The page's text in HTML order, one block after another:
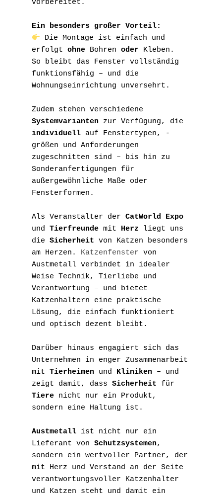
vorbereitet.
Ein besonders großer Vorteil:
Die Montage ist einfach und
erfolgt ohne Bohren oder Kleben.
So bleibt das Fenster vollständig
funktionsfähig – und die
Wohnungseinrichtung unversehrt.
Systemvarianten
individuell auf Fenstertypen, -
größen und Anforderungen
zugeschnitten sind – bis hin zu
Sonderanfertigungen für
außergewöhnliche Maße oder
Fensterformen.
Als Veranstalter der CatWorld Expo
und Tierfreunde mit Herz liegt uns
die Sicherheit von Katzen besonders
am Herzen. Katzenfenster von
Austmetall verbindet in idealer
Weise Technik, Tierliebe und
Verantwortung – und bietet
Katzenhaltern eine praktische
Lösung, die einfach funktioniert
und optisch dezent bleibt.
Darüber hinaus engagiert sich das
Unternehmen in enger Zusammenarbeit
mit Tierheimen und Kliniken – und
zeigt damit, dass Sicherheit
Tiere nicht nur ein Produkt,
sondern eine Haltung ist.
Austmetall ist nicht nur ein
Lieferant von Schutzsystemen,
sondern ein wertvoller Partner, der
mit Herz und Verstand an der Seite
verantwortungsvoller Katzenhalter